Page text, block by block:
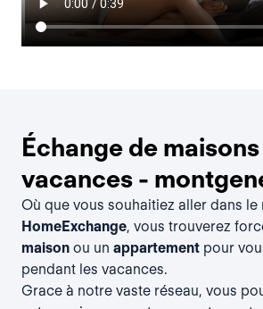
Échange de
vacances -
Où que vous souhaitiez aller dans le
HomeExchange, vous trouverez
maison ou un appartement pour
pendant les vacances.
Grace à notre vaste réseau, vous